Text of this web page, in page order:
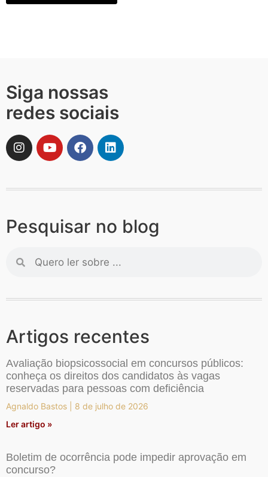
Siga nossas
redes sociais
Pesquisar no blog
Artigos recentes
Avaliação biopsicossocial em concursos públicos:
conheça os direitos dos candidatos às vagas
reservadas para pessoas com deficiência
Agnaldo Bastos
8 de julho de 2026
Ler artigo »
Boletim de ocorrência pode impedir aprovação em
concurso?